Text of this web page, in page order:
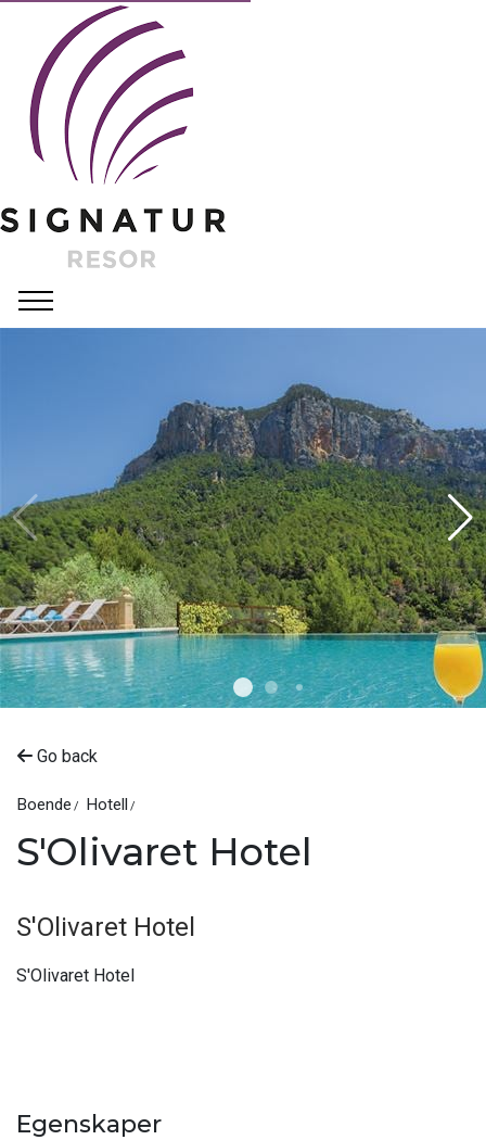
Go back
Boende Hotell
S'Olivaret Hotel
S'Olivaret Hotel
S'Olivaret Hotel
Egenskaper